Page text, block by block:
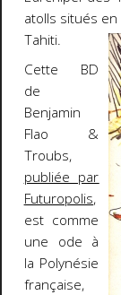
atolls situés
Tahiti.
Cette BD
de
Benjamin
Flao &
Troubs,
publiée par
Futuropolis,
est comme
une ode à
la Polynésie
française,